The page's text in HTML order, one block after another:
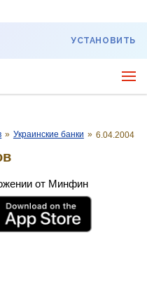
УСТАНОВИТЬ
» Украинские банки » 6.04.2004
от Минфин